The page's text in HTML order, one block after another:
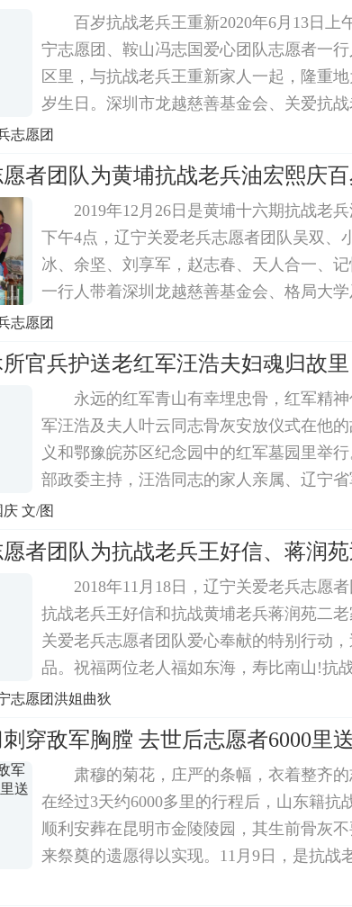
百岁抗战老兵王重新2020年6月13日上
宁志愿团、鞍山冯志国爱心团队志愿者一
区里，与抗战老兵王重新家人一起，隆重
岁生日。深圳市龙越慈善基金会、关爱抗
上1000元慰问金和礼物，沈阳志愿者一弓
志愿团
者团队为黄埔抗战老兵油宏熙庆百
2019年12月26日是黄埔十六期抗战老
下午4点，辽宁关爱老兵志愿者团队吴双、
冰、余坚、刘享军，赵志春、天人合一、
一行人带着深圳龙越慈善基金会、格局大
日礼物和礼金，来到老兵家中给老兵过生
志愿团
官兵护送老红军汪浩夫妇魂归故里
永远的红军青山有幸埋忠骨，红军精
军汪浩及夫人叶云同志骨灰安放仪式在他
义和鄂豫皖苏区纪念园中的红军墓园里举
部政委主持，汪浩同志的家人亲属、辽宁
部休养所部分官兵代表、红安县县委领导
文/图
者团队为抗战老兵王好信、蒋润苑
2018年11月18日，辽宁关爱老兵志愿
抗战老兵王好信和抗战黄埔老兵蒋润苑二
关爱老兵志愿者团队爱心奉献的特别行动
品。祝福两位老人福如东海，寿比南山!抗
爱老兵志愿者团队一行人屋里，王老精神
志愿团洪姐曲狄
穿敌军胸膛 去世后志愿者6000里
肃穆的菊花，庄严的条幅，衣着整齐的
在经过3天约6000多里的行程后，山东籍抗
顺利安葬在昆明市金陵陵园，其生前骨灰
来祭奠的遗愿得以实现。11月9日，是抗战
这天一大早，在辽宁沈阳，众多的志愿者